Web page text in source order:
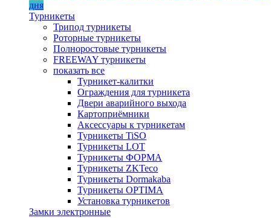
дня
Турникеты
Трипод турникеты
Роторные турникеты
Полноростовые турникеты
FREEWAY турникеты
показать все
Турникет-калитки
Ограждения для турникета
Двери аварийного выхода
Картоприёмники
Аксессуары к турникетам
Турникеты TiSO
Турникеты LOT
Турникеты ФОРМА
Турникеты ZKTeco
Турникеты Dormakaba
Турникеты OPTIMA
Установка турникетов
Замки электронные